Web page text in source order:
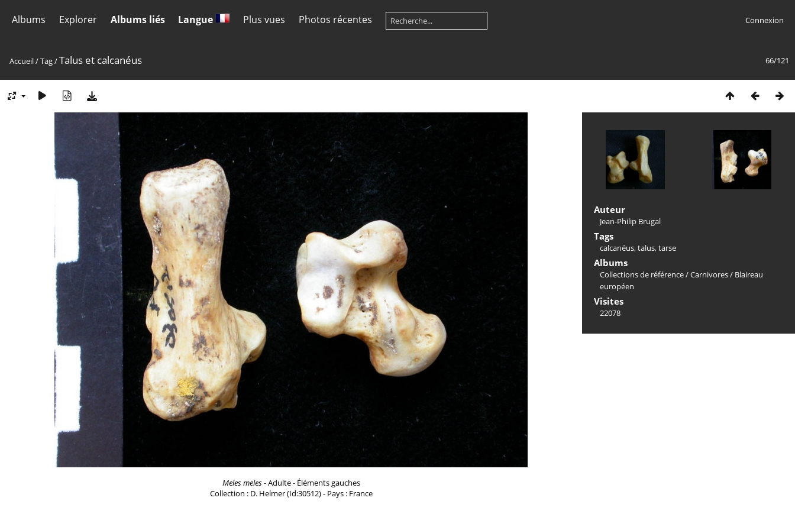
Albums Explorer Albums liés Langue Plus vues Photos récentes Connexion
66/121
Accueil/Tag/Talus et calcanéus
Meles meles- Adulte - Éléments gauches
Collection : D. Helmer (Id:30512) - Pays : France
Auteur
Jean-Philip Brugal
Tags
calcanéus,talus,tarse
Albums
Collections de référence/Carnivores/ Blaireau
européen
Visites
22078